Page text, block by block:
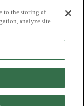
to the storing of
analyze site